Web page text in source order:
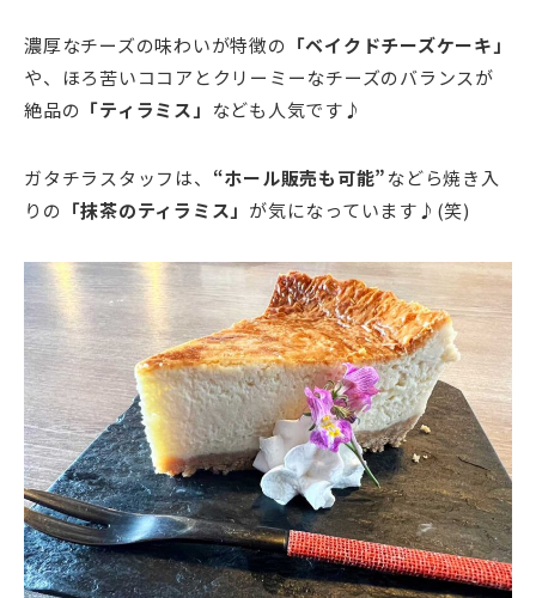
濃厚なチーズの味わいが特徴の 「ベイクドチーズケーキ」
や、ほろ苦いココアとクリーミーなチーズのバランスが
絶品の 「ティラミス」 なども人気です♪
ガタチラスタッフは、 “ホール販売も可能”などら焼き入
りの 「抹茶のティラミス」 が気になっています♪(笑)